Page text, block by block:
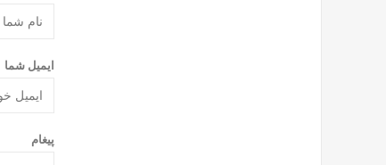
ایمیل شما
پیغام